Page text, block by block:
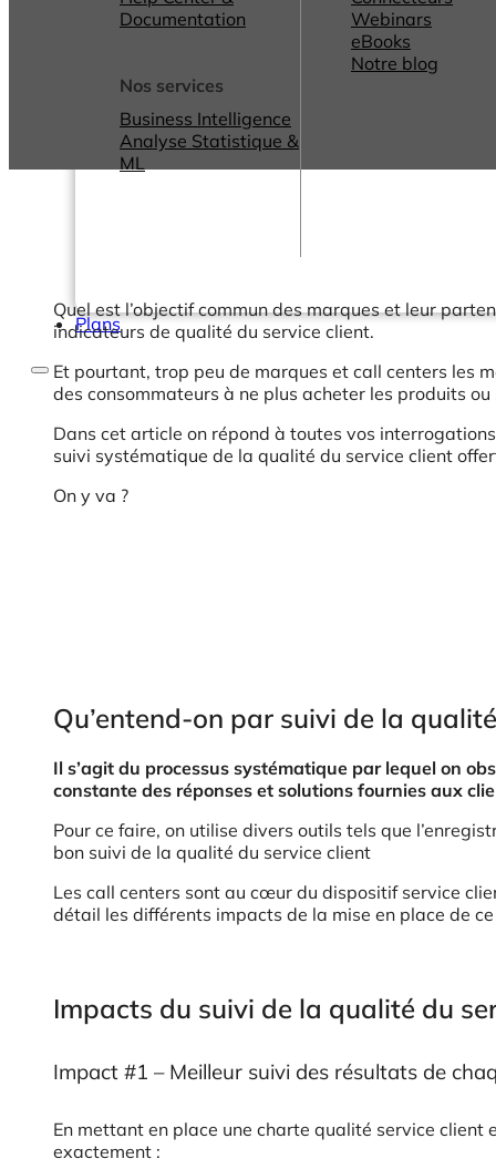
Documentation
Nos services
Business Intelligence
Analyse Statistique &
ML
Webinars
eBooks
Notre blog
Plans
Quel est l’objectif commun des marques et leur
indicateurs de qualité du service client.
Et pourtant, trop peu de marques et call centers les
des consommateurs à ne plus acheter les produits
Dans cet article on répond à toutes vos
suivi systématique de la qualité du service client
On y va ?
Qu’entend-on par suivi de la
Il s’agit du processus systématique par lequel on
constante des réponses et solutions fournies aux
Pour ce faire, on utilise divers outils tels que
bon suivi de la qualité du service client
Les call centers sont au cœur du dispositif service
détail les différents impacts de la mise en place de
Impacts du suivi de la qualité du
Impact #1 – Meilleur suivi des résultats de
En mettant en place une charte qualité service
exactement :